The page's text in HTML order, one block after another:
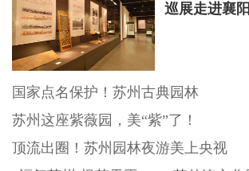
巡展走进襄阳
国家点名保护！苏州古典园林
苏州这座紫薇园，美“紫”了！
顶流出圈！苏州园林夜游美上央视